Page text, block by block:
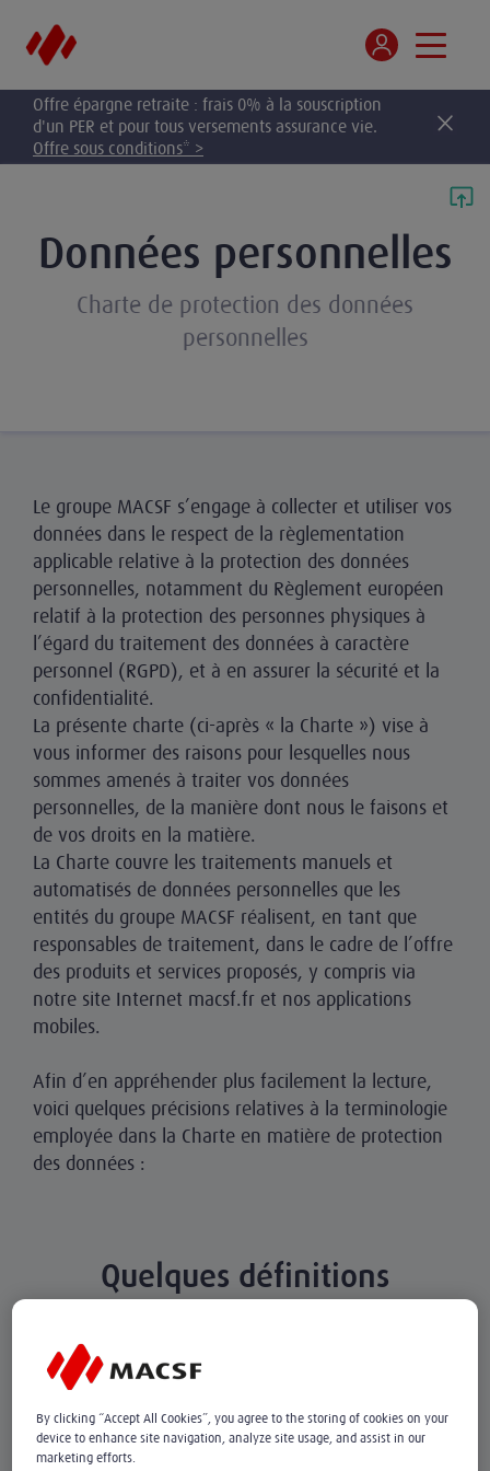
Offre épargne retraite : frais 0% à la souscription
d'un PER et pour tous versements assurance vie.
Offre sous conditions* >
Données personnelles
Charte de protection des données
personnelles
Le groupe MACSF s’engage à collecter et utiliser vos
données dans le respect de la règlementation
applicable relative à la protection des données
personnelles, notamment du Règlement européen
relatif à la protection des personnes physiques à
l’égard du traitement des données à caractère
personnel (RGPD), et à en assurer la sécurité et la
confidentialité.
La présente charte (ci-après « la Charte ») vise à
vous informer des raisons pour lesquelles nous
sommes amenés à traiter vos données
personnelles, de la manière dont nous le faisons et
de vos droits en la matière.
La Charte couvre les traitements manuels et
automatisés de données personnelles que les
entités du groupe MACSF réalisent, en tant que
responsables de traitement, dans le cadre de l’offre
des produits et services proposés, y compris via
notre site Internet macsf.fr et nos applications
mobiles.
Afin d’en appréhender plus facilement la lecture,
voici quelques précisions relatives à la terminologie
employée dans la Charte en matière de protection
des données :
Quelques définitions
Qu’est-ce qu’une donnée
personnelle ?
Une donnée personnelle est toute information
By clicking “Accept All Cookies”, you agree to the storing of cookies on your
device to enhance site navigation, analyze site usage, and assist in our
marketing efforts.